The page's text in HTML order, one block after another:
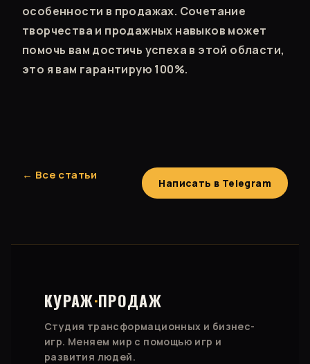
особенности в продажах. Сочетание
творчества и продажных навыков может
помочь вам достичь успеха в этой области,
это я вам гарантирую 100%.
← Все статьи
Написать в Telegram
КУРАЖ·ПРОДАЖ
Студия трансформационных и бизнес-
игр. Меняем мир с помощью игр и
развития людей.